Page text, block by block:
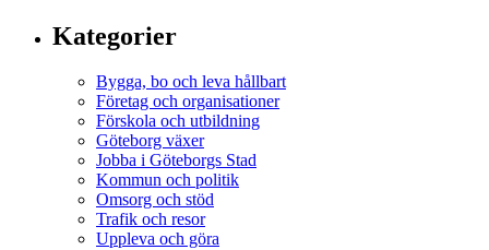
Kategorier
Bygga, bo och leva hållbart
Företag och organisationer
Förskola och utbildning
Göteborg växer
Jobba i Göteborgs Stad
Kommun och politik
Omsorg och stöd
Trafik och resor
Uppleva och göra